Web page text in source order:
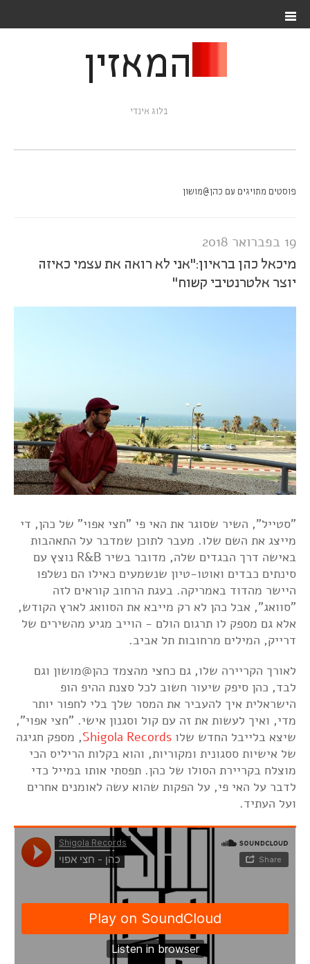
המאזין
בלוג אינדי
פוסטים מתויגים עם כהן@מושון
19 בפברואר 2018
מיכאל כהן בראיון:"אני לא רואה את עצמי כאיזה
יוצר אלטרנטיבי קשוח"
"סטייל", השיר שסוגר את האי פי "חצי אפוי" של כהן, די
מייצג את השם שלו. מעבר לתוכן שמדבר על התאהבות
באישה דרך הבגדים שלה, מדובר בשיר R&B נוצץ עם
סינתים כבדים ואוטו-טיון שנשמעים כאילו הם נשלפו
היישר מהדוד באמריקה. בעגת הרחוב קוראים לזה
"סוואג", אבל כהן לא רק מייבא את הסוואג לארץ הקודש,
אלא גם מספק לו תרגום הולם - הוייב מגיע מהשירים של
דרייק, המילים מרחובות תל אביב.
לאורך הקריירה שלו, גם כחצי מהצמד כהן@מושון וגם
לבד, כהן סיפק שיעור חשוב לכל סצנת ההיפ הופ
הישראלית איך להעביר את המסר שלך בלי לחפור יותר
מדי, ואיך לעשות את זה עם קול וסגנון אישי. "חצי אפוי",
שיצא בלייבל החדש שלו Shigola Records, מספק חגיגה
של אישיות ססגונית ומקוריות, והוא בקלות הריליס הכי
מוצלח בקריירת הסולו של כהן. תפסתי אותו במייל כדי
לדבר על האי פי, על הפקות שהוא עשה לאומנים אחרים
ועל העתיד.